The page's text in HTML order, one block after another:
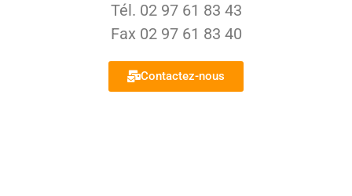
Tél. 02 97 61 83 43
Fax 02 97 61 83 40
Contactez-nous